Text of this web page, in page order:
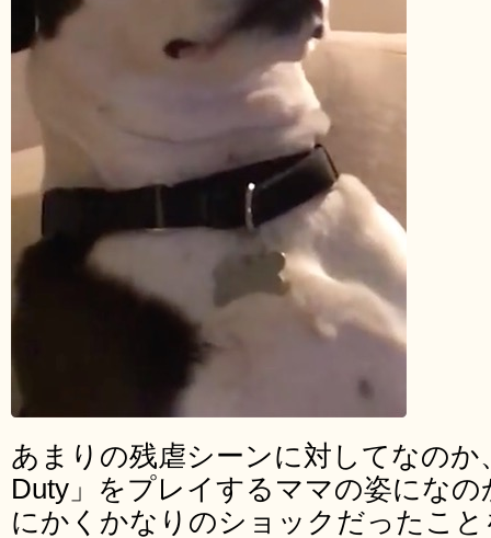
あまりの残虐シーンに対してなのか
Duty」をプレイするママの姿にな
にかくかなりのショックだったこ